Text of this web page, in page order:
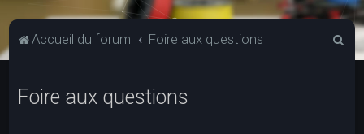
Accueil du forum Foire aux questions
Foire aux questions